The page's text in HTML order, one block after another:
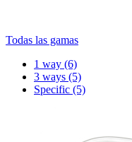
Todas las gamas
1 way (6)
3 ways (5)
Specific (5)